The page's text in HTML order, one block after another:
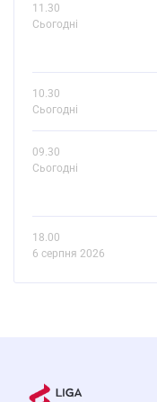
11.30
Сьогодні
10.30
Сьогодні
09.30
Сьогодні
18.00
6 серпня 2026